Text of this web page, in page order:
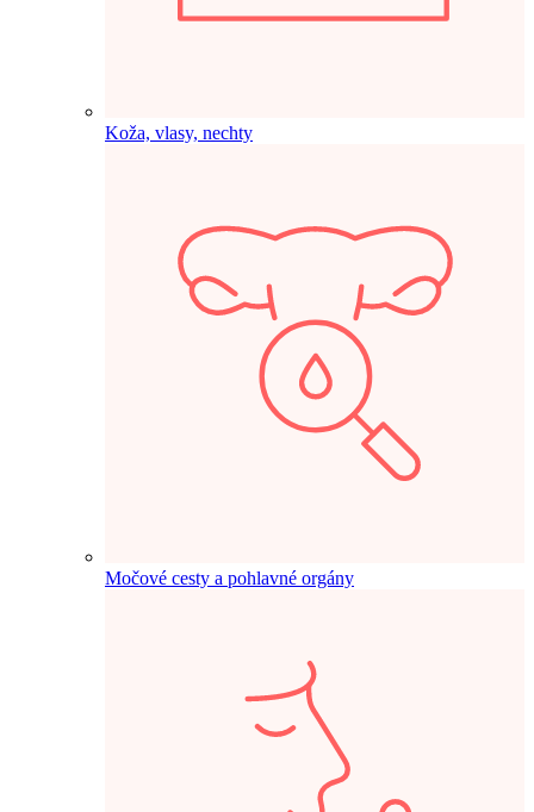
Koža, vlasy, nechty
Močové cesty a pohlavné orgány